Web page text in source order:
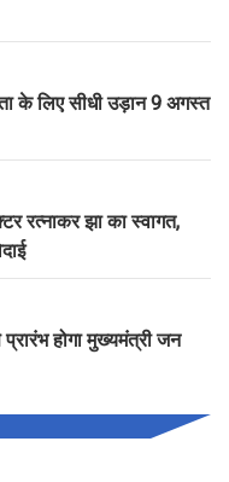
के लिए सीधी उड़ान 9 अगस्त
रत्नाकर झा का स्वागत,
होगा मुख्यमंत्री जन